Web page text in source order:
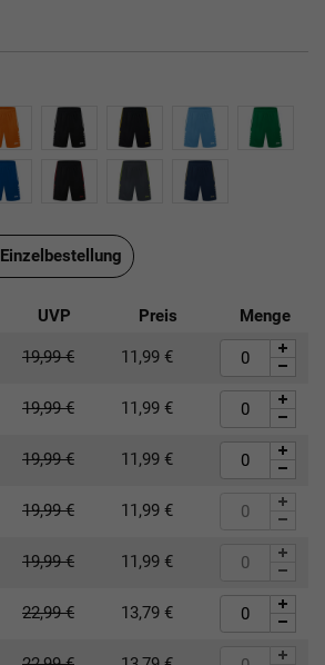
Einzelbestellung
UVP Preis Menge
19,99€ 11,99 €
19,99€ 11,99 €
19,99€ 11,99 €
19,99€ 11,99 €
19,99€ 11,99 €
22,99€ 13,79 €